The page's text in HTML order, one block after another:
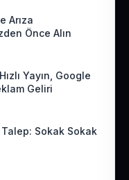
Arıza
Önce Alın
Yayın, Google
Geliri
Talep: Sokak Sokak